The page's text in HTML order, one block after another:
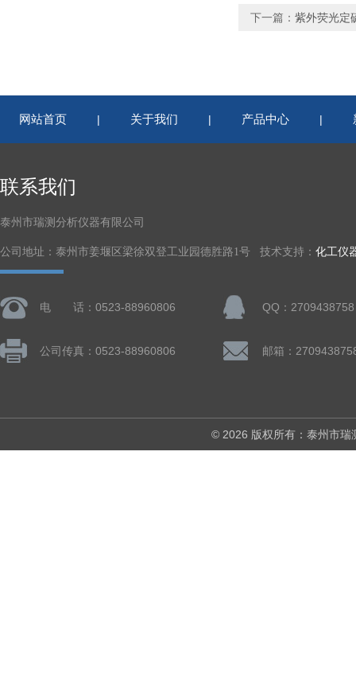
下一篇： 紫外荧光定
网站首页 | 关于我们 | 产品中心 |
联系我们
泰州市瑞测分析仪器有限公司
公司地址：泰州市姜堰区梁徐双登工业园德胜路1号 技术支持： 化工仪
电 话：0523-88960806 QQ：2709438758
公司传真：0523-88960806 邮箱：
© 2026 版权所有：泰州市